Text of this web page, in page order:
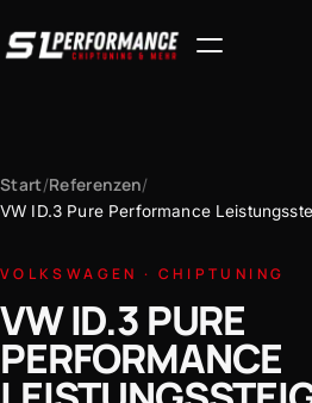
Start/Referenzen/
VW ID.3 Pure Performance
VOLKSWAGEN · CHIPTUNING
VW ID.3 PURE
PERFORMANCE